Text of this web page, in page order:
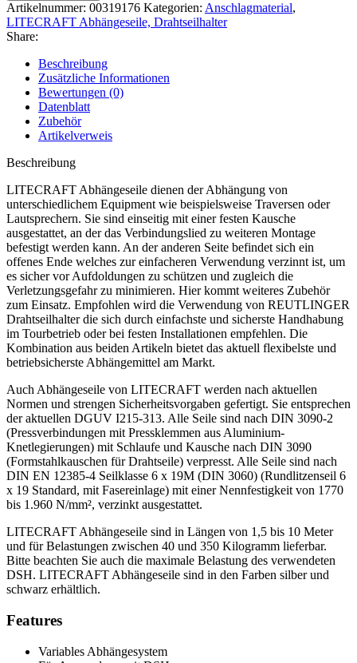
Artikelnummer: 00319176 Kategorien: Anschlagmaterial,
LITECRAFT Abhängeseile, Drahtseilhalter
Share:
Beschreibung
Zusätzliche Informationen
Bewertungen (0)
Datenblatt
Zubehör
Artikelverweis
Beschreibung
LITECRAFT Abhängeseile dienen der Abhängung von
unterschiedlichem Equipment wie beispielsweise Traversen oder
Lautsprechern. Sie sind einseitig mit einer festen Kausche
ausgestattet, an der das Verbindungslied zu weiteren Montage
befestigt werden kann. An der anderen Seite befindet sich ein
offenes Ende welches zur einfacheren Verwendung verzinnt ist, um
es sicher vor Aufdoldungen zu schützen und zugleich die
Verletzungsgefahr zu minimieren. Hier kommt weiteres Zubehör
zum Einsatz. Empfohlen wird die Verwendung von REUTLINGER
Drahtseilhalter die sich durch einfachste und sicherste Handhabung
im Tourbetrieb oder bei festen Installationen empfehlen. Die
Kombination aus beiden Artikeln bietet das aktuell flexibelste und
betriebsicherste Abhängemittel am Markt.
Auch Abhängeseile von LITECRAFT werden nach aktuellen
Normen und strengen Sicherheitsvorgaben gefertigt. Sie entsprechen
der aktuellen DGUV I215-313. Alle Seile sind nach DIN 3090-2
(Pressverbindungen mit Pressklemmen aus Aluminium-
Knetlegierungen) mit Schlaufe und Kausche nach DIN 3090
(Formstahlkauschen für Drahtseile) verpresst. Alle Seile sind nach
DIN EN 12385-4 Seilklasse 6 x 19M (DIN 3060) (Rundlitzenseil 6
x 19 Standard, mit Fasereinlage) mit einer Nennfestigkeit von 1770
bis 1.960 N/mm², verzinkt ausgestattet.
LITECRAFT Abhängeseile sind in Längen von 1,5 bis 10 Meter
und für Belastungen zwischen 40 und 350 Kilogramm lieferbar.
Bitte beachten Sie auch die maximale Belastung des verwendeten
DSH. LITECRAFT Abhängeseile sind in den Farben silber und
schwarz erhältlich.
Features
Variables Abhängesystem